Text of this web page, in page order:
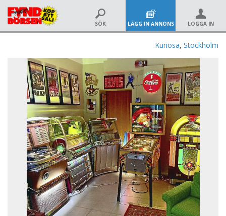
SÖK LÄGG IN ANNONS LOGGA IN
Kuriosa, Stockholm